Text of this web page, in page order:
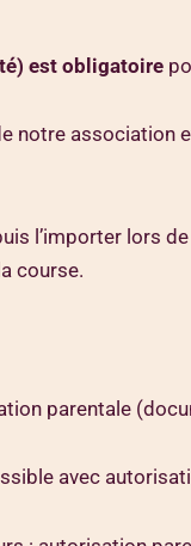
est obligatoire
notre association
l’importer lors
course.
parentale
avec